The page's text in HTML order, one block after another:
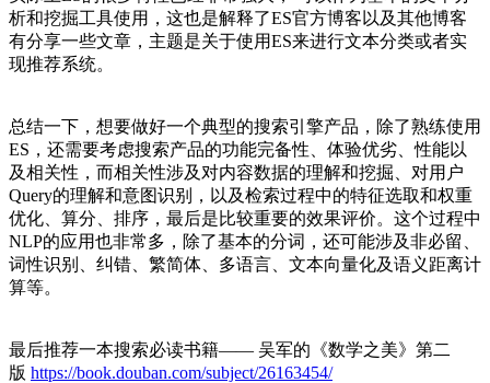
析和挖掘工具使用，这也是解释了ES官方博客以及其他博客
有分享一些文章，主题是关于使用ES来进行文本分类或者实
现推荐系统。
总结一下，想要做好一个典型的搜索引擎产品，除了熟练使用
ES，还需要考虑搜索产品的功能完备性、体验优劣、性能以
及相关性，而相关性涉及对内容数据的理解和挖掘、对用户
Query的理解和意图识别，以及检索过程中的特征选取和权重
优化、算分、排序，最后是比较重要的效果评价。这个过程中
NLP的应用也非常多，除了基本的分词，还可能涉及非必留、
词性识别、纠错、繁简体、多语言、文本向量化及语义距离计
算等。
最后推荐一本搜索必读书籍—— 吴军的《数学之美》第二
版 https://book.douban.com/subject/26163454/